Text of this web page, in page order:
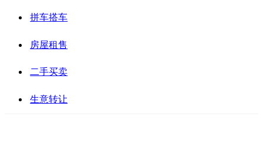
拼车搭车
房屋租售
二手买卖
生意转让